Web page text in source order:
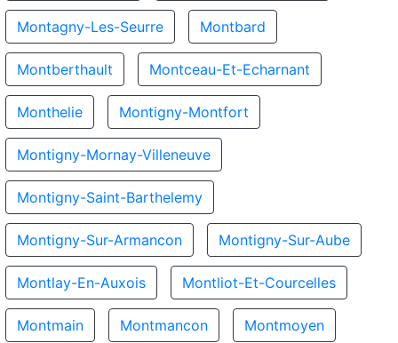
Montagny-Les-Seurre Montbard
Montberthault Montceau-Et-Echarnant
Monthelie Montigny-Montfort
Montigny-Mornay-Villeneuve
Montigny-Saint-Barthelemy
Montigny-Sur-Armancon Montigny-Sur-Aube
Montlay-En-Auxois Montliot-Et-Courcelles
Montmain Montmancon Montmoyen